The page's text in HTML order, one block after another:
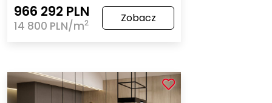
966 292 PLN
14 800 PLN/m2 Zobacz